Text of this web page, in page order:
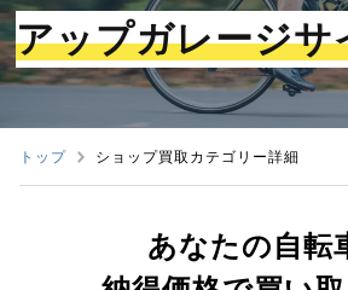
アップガレージサ
トップ ショップ買取カテゴリー詳細
あなたの自転